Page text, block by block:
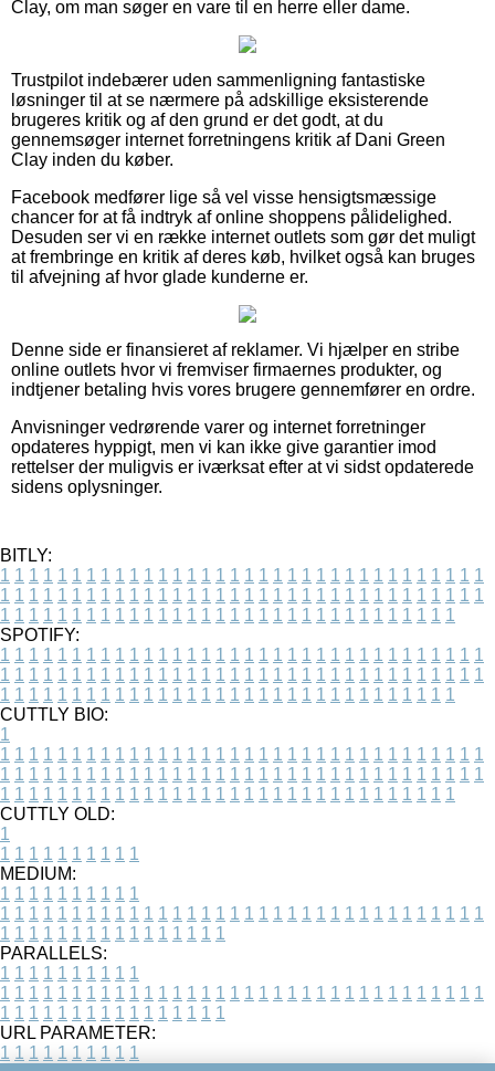
Clay, om man søger en vare til en herre eller dame.
Trustpilot indebærer uden sammenligning fantastiske
løsninger til at se nærmere på adskillige eksisterende
brugeres kritik og af den grund er det godt, at du
gennemsøger internet forretningens kritik af Dani Green
Clay inden du køber.
Facebook medfører lige så vel visse hensigtsmæssige
chancer for at få indtryk af online shoppens pålidelighed.
Desuden ser vi en række internet outlets som gør det muligt
at frembringe en kritik af deres køb, hvilket også kan bruges
til afvejning af hvor glade kunderne er.
Denne side er finansieret af reklamer. Vi hjælper en stribe
online outlets hvor vi fremviser firmaernes produkter, og
indtjener betaling hvis vores brugere gennemfører en ordre.
Anvisninger vedrørende varer og internet forretninger
opdateres hyppigt, men vi kan ikke give garantier imod
rettelser der muligvis er iværksat efter at vi sidst opdaterede
sidens oplysninger.
BITLY:
1 1 1 1 1 1 1 1 1 1 1 1 1 1 1 1 1 1 1 1 1 1 1 1 1 1 1 1 1 1 1 1 1 1
1 1 1 1 1 1 1 1 1 1 1 1 1 1 1 1 1 1 1 1 1 1 1 1 1 1 1 1 1 1 1 1 1 1
1 1 1 1 1 1 1 1 1 1 1 1 1 1 1 1 1 1 1 1 1 1 1 1 1 1 1 1 1 1 1 1
SPOTIFY:
1 1 1 1 1 1 1 1 1 1 1 1 1 1 1 1 1 1 1 1 1 1 1 1 1 1 1 1 1 1 1 1 1 1
1 1 1 1 1 1 1 1 1 1 1 1 1 1 1 1 1 1 1 1 1 1 1 1 1 1 1 1 1 1 1 1 1 1
1 1 1 1 1 1 1 1 1 1 1 1 1 1 1 1 1 1 1 1 1 1 1 1 1 1 1 1 1 1 1 1
CUTTLY BIO:
1
1 1 1 1 1 1 1 1 1 1 1 1 1 1 1 1 1 1 1 1 1 1 1 1 1 1 1 1 1 1 1 1 1 1
1 1 1 1 1 1 1 1 1 1 1 1 1 1 1 1 1 1 1 1 1 1 1 1 1 1 1 1 1 1 1 1 1 1
1 1 1 1 1 1 1 1 1 1 1 1 1 1 1 1 1 1 1 1 1 1 1 1 1 1 1 1 1 1 1 1
CUTTLY OLD:
1
1 1 1 1 1 1 1 1 1 1
MEDIUM:
1 1 1 1 1 1 1 1 1 1
1 1 1 1 1 1 1 1 1 1 1 1 1 1 1 1 1 1 1 1 1 1 1 1 1 1 1 1 1 1 1 1 1 1
1 1 1 1 1 1 1 1 1 1 1 1 1 1 1 1
PARALLELS:
1 1 1 1 1 1 1 1 1 1
1 1 1 1 1 1 1 1 1 1 1 1 1 1 1 1 1 1 1 1 1 1 1 1 1 1 1 1 1 1 1 1 1 1
1 1 1 1 1 1 1 1 1 1 1 1 1 1 1 1
URL PARAMETER:
1 1 1 1 1 1 1 1 1 1